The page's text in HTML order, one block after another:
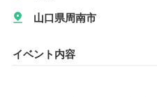
山口県周南市
イベント内容